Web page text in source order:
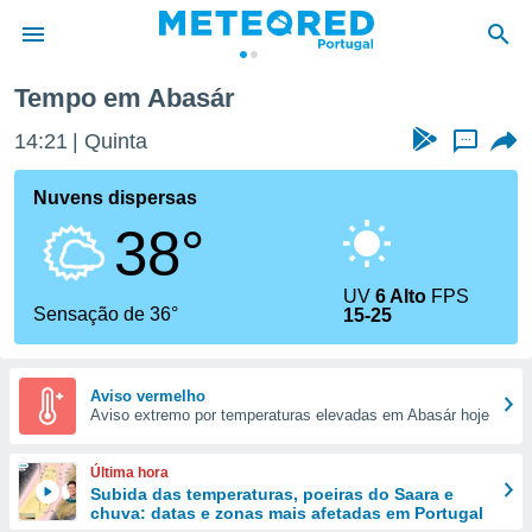
da
foi
fornecidas
a este
das
e
forma
digital
Tempo em Abasár
14:21 Quinta ...
Nuvens dispersas
38°
Sensação de 36°
UV6 Alto FPS
15-25
Aviso vermelho
Aviso extremo por temperaturas elevadas em Abasár hoje
Última hora
Subida das temperaturas, poeiras do Saara e
chuva: datas e zonas mais afetadas em Portugal